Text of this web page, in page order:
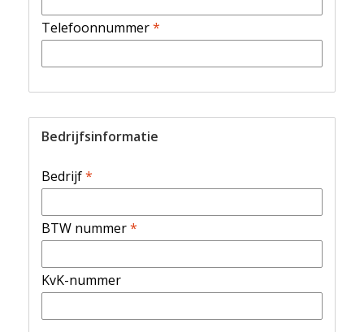
Telefoonnummer*
Bedrijfsinformatie
Bedrijf*
BTW nummer*
KvK-nummer